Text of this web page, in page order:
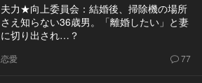
夫力★向上委員会：結婚後、掃除機の場所
さえ知らない36歳男。「離婚したい」と妻
に切り出され…？
恋愛 77